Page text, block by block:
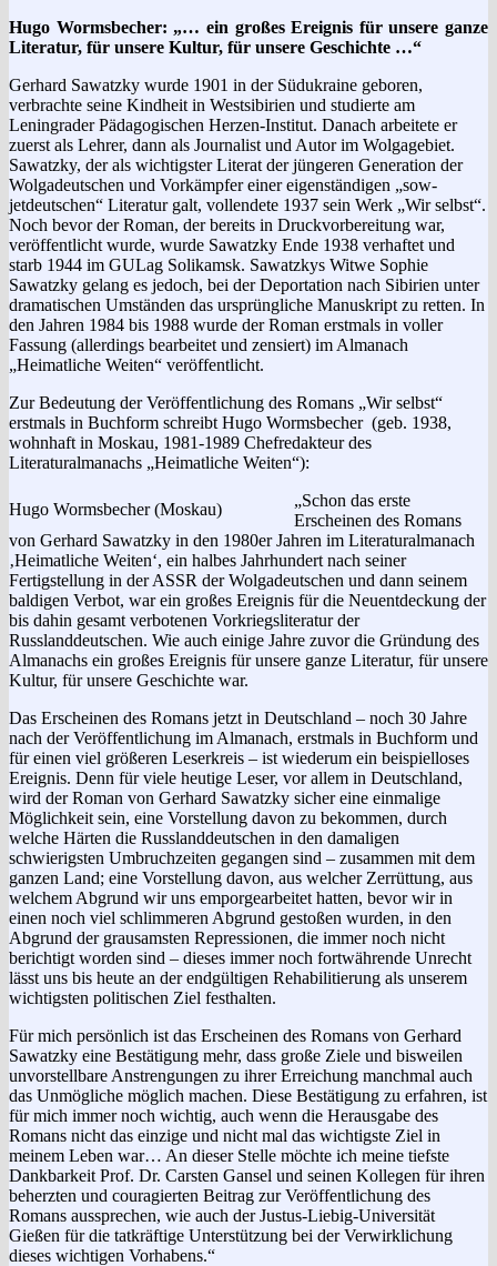
Hugo Wormsbecher: „… ein großes Ereignis für unsere ganze
Literatur, für unsere Kultur, für unsere Geschichte …“
Gerhard Sawatzky wurde 1901 in der Süd­ukraine geboren,
verbrachte seine Kindheit in Westsibirien und studierte am
Leningrader Pädagogischen Herzen-Institut. Danach arbeitete er
zuerst als Lehrer, dann als Journalist und Autor im Wolgagebiet.
Sawatzky, der als wichtigster Literat der jüngeren Generation der
Wolgadeutschen und Vorkämpfer einer eigenständigen „sow­
jetdeutschen“ Literatur galt, vollendete 1937 sein Werk „Wir selbst“.
Noch bevor der Roman, der bereits in Druckvorbereitung war,
veröffentlicht wurde, wurde Sawatzky Ende 1938 verhaftet und
starb 1944 im GULag Solikamsk. Sawatzkys Witwe Sophie
Sawatzky gelang es jedoch, bei der Deportation nach Sibirien unter
dramatischen Umständen das ursprüngliche Manuskript zu retten. In
den Jahren 1984 bis 1988 wurde der Roman erstmals in voller
Fassung (allerdings bearbeitet und zensiert) im Almanach
„Heimatliche Weiten“ veröffentlicht.
Zur Bedeutung der Veröffentlichung des Romans „Wir selbst“
erstmals in Buchform schreibt Hugo Wormsbecher (geb. 1938,
wohnhaft in Moskau, 1981-1989 Chefredakteur des
Literaturalmanachs „Heimatliche Weiten“):
Hugo Wormsbecher (Moskau)
„Schon das erste
Erscheinen des Ro­mans
von Gerhard Sawatzky in den 1980er Jahren im Literaturalmanach
‚Heimatliche Weiten‘, ein halbes Jahrhundert nach seiner
Fertigstellung in der ASSR der Wolgadeutschen und dann seinem
baldigen Verbot, war ein großes Ereignis für die Neuentdeckung der
bis dahin gesamt verbotenen Vorkriegsliteratur der
Russlanddeutschen. Wie auch einige Jahre zuvor die Gründung des
Almanachs ein großes Ereignis für unsere ganze Literatur, für unsere
Kultur, für unsere Geschichte war.
Das Erscheinen des Romans jetzt in Deutschland – noch 30 Jahre
nach der Veröffentlichung im Almanach, erstmals in Buchform und
für einen viel größeren Leserkreis – ist wiederum ein beispielloses
Ereignis. Denn für viele heutige Leser, vor allem in Deutschland,
wird der Roman von Gerhard Sawatzky sicher eine einmalige
Möglichkeit sein, eine Vorstellung davon zu bekommen, durch
welche Härten die Russlanddeutschen in den damaligen
schwierigsten Umbruchzeiten gegangen sind – zusammen mit dem
ganzen Land; eine Vorstellung davon, aus welcher Zerrüttung, aus
welchem Abgrund wir uns emporgearbeitet hatten, bevor wir in
einen noch viel schlimmeren Abgrund gestoßen wurden, in den
Abgrund der grausamsten Repressionen, die immer noch nicht
berichtigt worden sind – dieses immer noch fortwährende Unrecht
lässt uns bis heute an der endgültigen Rehabilitierung als unserem
wichtigsten politischen Ziel festhalten.
Für mich persönlich ist das Erscheinen des Romans von Gerhard
Sawatzky eine Bestätigung mehr, dass große Ziele und bisweilen
unvorstellbare Anstrengungen zu ihrer Erreichung manchmal auch
das Unmögliche möglich machen. Diese Bestätigung zu erfahren, ist
für mich immer noch wichtig, auch wenn die Herausgabe des
Romans nicht das einzige und nicht mal das wichtigste Ziel in
meinem Leben war… An dieser Stelle möchte ich meine tiefste
Dankbarkeit Prof. Dr. Carsten Gansel und seinen Kollegen für ihren
beherzten und couragierten Beitrag zur Veröffentlichung des
Romans aussprechen, wie auch der Justus-Liebig-Universität
Gießen für die tatkräftige Unterstützung bei der Verwirklichung
dieses wichtigen Vorhabens.“